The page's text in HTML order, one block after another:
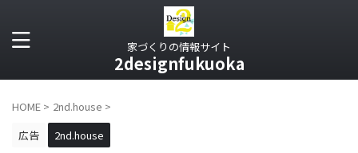
家づくりの情報サイト
2designfukuoka
HOME > 2nd.house >
広告
2nd.house